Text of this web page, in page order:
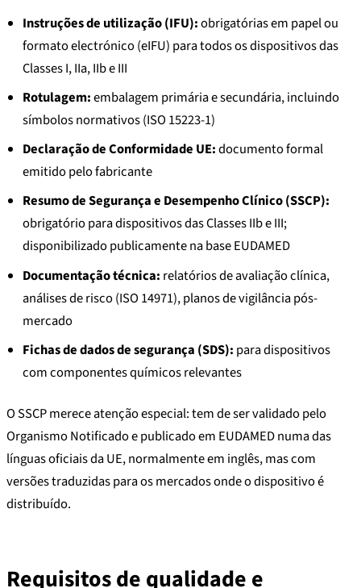
Instruções de utilização (IFU):obrigatórias em papel ou
formato electrónico (eIFU) para todos os dispositivos das
Classes I, IIa, IIb e III
Rotulagem:embalagem primária e secundária, incluindo
símbolos normativos (ISO 15223-1)
Declaração de Conformidade UE:documento formal
emitido pelo fabricante
Resumo de Segurança e Desempenho Clínico (SSCP):
obrigatório para dispositivos das Classes IIb e III;
disponibilizado publicamente na base EUDAMED
Documentação técnica: relatórios de avaliação clínica,
análises de risco (ISO 14971), planos de vigilância pós-
mercado
Fichas de dados de segurança (SDS): para dispositivos
com componentes químicos relevantes
O SSCP merece atenção especial: tem de ser validado pelo
Organismo Notificado e publicado em EUDAMED numa das
línguas oficiais da UE, normalmente em inglês, mas com
versões traduzidas para os mercados onde o dispositivo é
distribuído.
Requisitos de qualidade e